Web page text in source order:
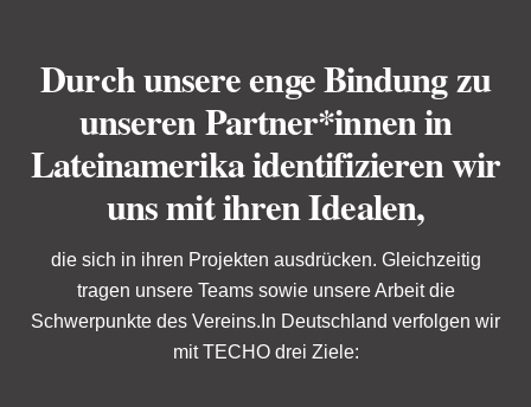
Durch unsere enge Bindung zu
unseren Partner*innen in
Lateinamerika identifizieren wir
uns mit ihren Idealen,
die sich in ihren Projekten ausdrücken. Gleichzeitig
tragen unsere Teams sowie unsere Arbeit die
Schwerpunkte des Vereins.In Deutschland verfolgen wir
mit TECHO drei Ziele: